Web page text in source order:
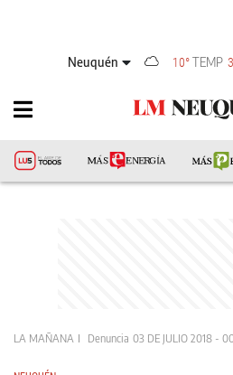
Neuquén 10°TEMP
LA MAÑANA Denuncia 03 DE JULIO 2018 -